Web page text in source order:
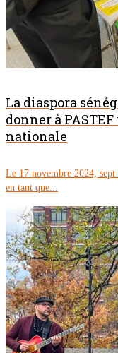
La diaspora
donner à
nationale
Le 17 novembre 2024,
en tant que...